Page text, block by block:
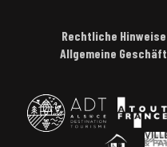
Rechtliche Hinweise
Allgemeine